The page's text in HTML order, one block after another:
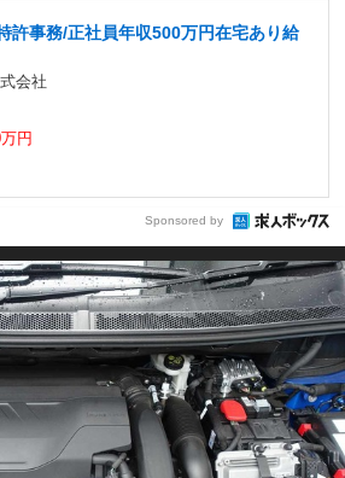
許事務/正社員年収500万円在宅あり給
会社
円
Sponsored by